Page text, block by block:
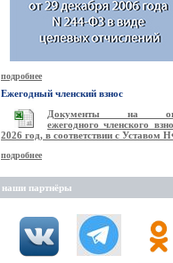
подробнее
Ежегодный членский взнос
Документы на
ежегодного членского
2026 год, в соответствии с Уставом
подробнее
наши партнёры